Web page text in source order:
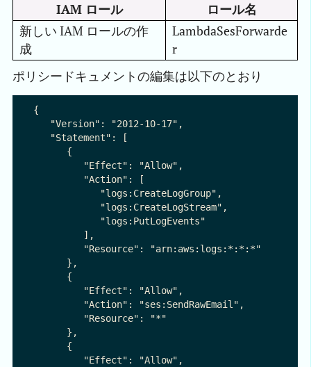
IAM ロール
ロール名
新しい IAM ロールの作
成
LambdaSesForwarde
r
ポリシードキュメントの編集は以下のとおり
{
   "Version": "2012-10-17",
   "Statement": [
      {
         "Effect": "Allow",
         "Action": [
            "logs:CreateLogGroup",
            "logs:CreateLogStream",
            "logs:PutLogEvents"
         ],
         "Resource": "arn:aws:logs:*:*:*"
      },
      {
         "Effect": "Allow",
         "Action": "ses:SendRawEmail",
         "Resource": "*"
      },
      {
         "Effect": "Allow",